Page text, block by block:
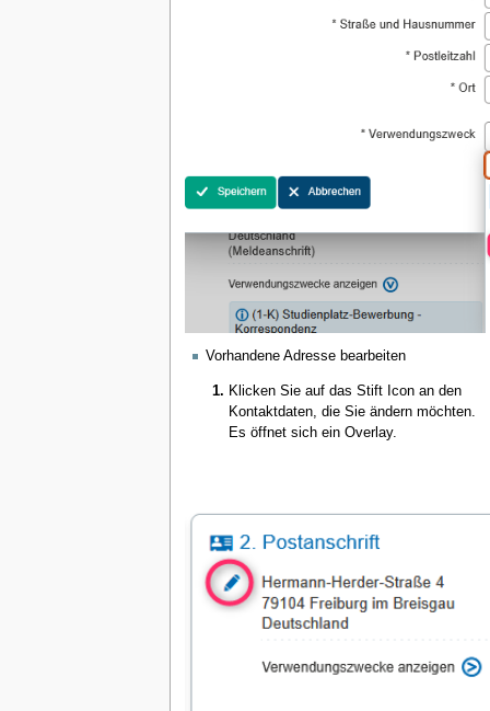
Vorhandene Adresse bearbeiten
Klicken Sie auf das Stift Icon an den
Kontaktdaten, die Sie ändern möchten.
Es öffnet sich ein Overlay.